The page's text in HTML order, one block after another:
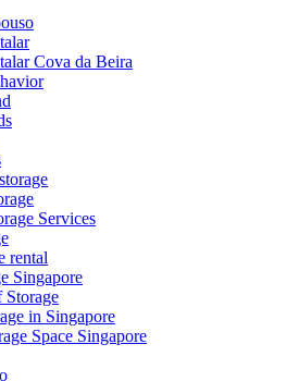
Cova da Beira
Services
rental
Singapore
Storage
in Singapore
Space Singapore